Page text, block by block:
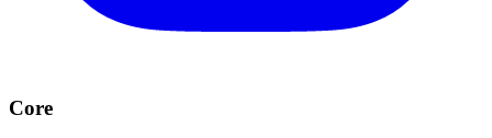
Core